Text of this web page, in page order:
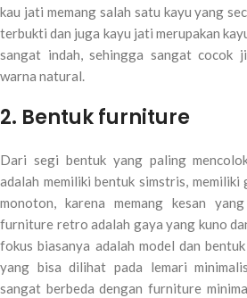
kau jati memang salah satu kayu yang
terbukti dan juga kayu jati merupakan
sangat indah, sehingga sangat cocok
warna natural.
2. Bentuk furniture
Dari segi bentuk yang paling
adalah memiliki bentuk simstris,
monoton, karena memang kesan
furniture retro adalah gaya yang kuno
fokus biasanya adalah model dan
yang bisa dilihat pada lemari
sangat berbeda dengan furniture